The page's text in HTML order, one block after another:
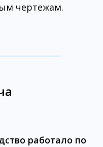
чертежам.
работало по